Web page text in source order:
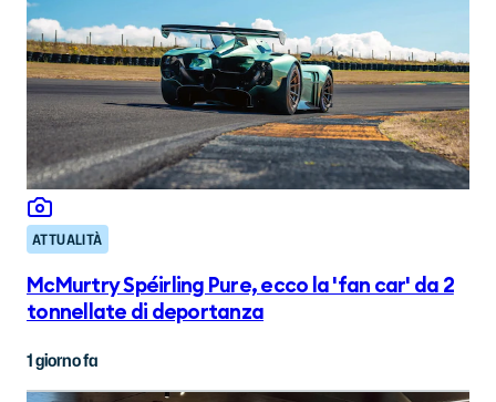
ATTUALITÀ
McMurtry Spéirling Pure, ecco la 'fan car' da 2
tonnellate di deportanza
1 giorno fa